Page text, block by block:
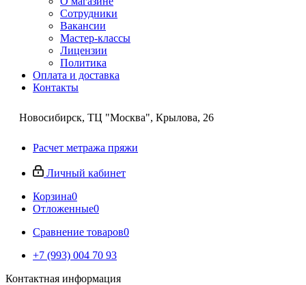
Сотрудники
Вакансии
Мастер-классы
Лицензии
Политика
Оплата и доставка
Контакты
Новосибирск, ТЦ "Москва", Крылова, 26
Расчет метража пряжи
Личный кабинет
Корзина0
Отложенные0
Сравнение товаров0
+7 (993) 004 70 93
Контактная информация